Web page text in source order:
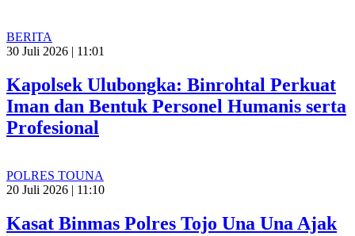
BERITA
30 Juli 2026 | 11:01
Kapolsek Ulubongka: Binrohtal Perkuat
Iman dan Bentuk Personel Humanis serta
Profesional
POLRES TOUNA
20 Juli 2026 | 11:10
Kasat Binmas Polres Tojo Una Una Ajak